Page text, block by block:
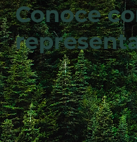
Conoce